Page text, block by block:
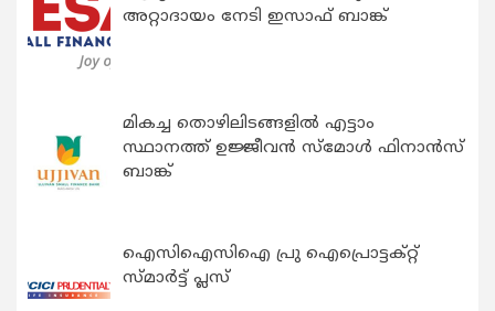
അറ്റാദായം നേടി ഇസാഫ് ബാങ്ക്
മികച്ച തൊഴിലിടങ്ങളിൽ എട്ടാം
സ്ഥാനത്ത് ഉജ്ജീവൻ സ്മോൾ ഫിനാൻസ്
ബാങ്ക്
ഐസിഐസിഐ പ്രു ഐപ്രൊട്ടക്റ്റ്
സ്മാർട്ട് പ്ലസ്